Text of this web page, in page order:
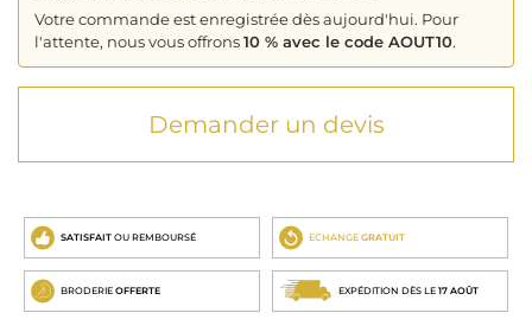
Votre commande est enregistrée dès aujourd'hui. Pour
l'attente, nous vous offrons10 % avec le code AOUT10.
Demander un devis
SATISFAIT OU REMBOURSÉ ECHANGE GRATUIT
BRODERIE OFFERTE EXPÉDITION DÈS LE 17 AOÛT